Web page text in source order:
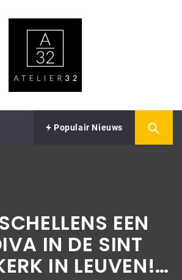
Populair Nieuws
EEN
IN DE SINT
IN LEUVEN!…